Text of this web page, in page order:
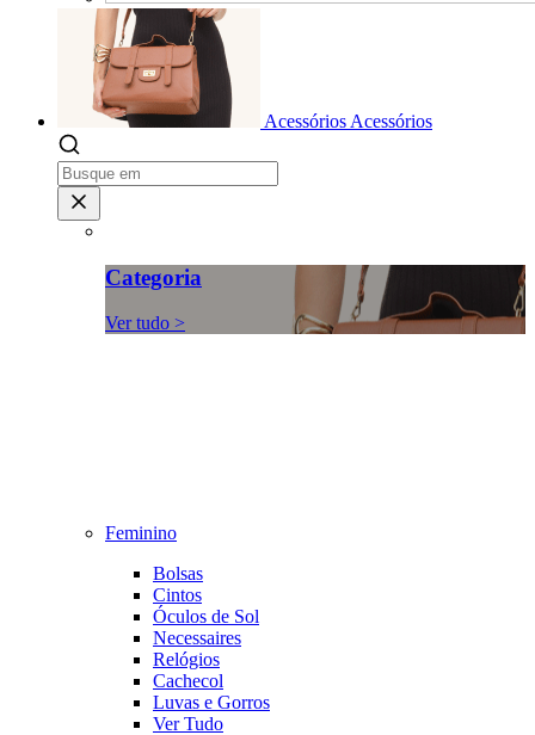
Acessórios Acessórios
Categoria
Ver tudo >
Feminino
Bolsas
Cintos
Óculos de Sol
Necessaires
Relógios
Cachecol
Luvas e Gorros
Ver Tudo